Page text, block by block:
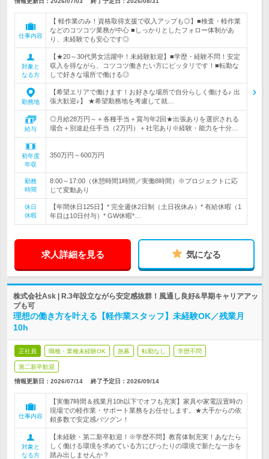
仕事内容
【 軽作業のみ！資格取得支援で収入アップも◎】■検査・軽作業
などのコツコツ業務が中心 ■しっかりとしたフォロー体制があ
り、未経験でも安心です◎
対象と
なる方
【★20～30代男女活躍中！未経験歓迎】■学歴・経験不問！安定
収入を得ながら、コツコツ働きたい方にピッタリです！■転勤な
しで好きな場所で働ける◎
勤務地
【希望エリアで働けます！お好きな場所で自分らしく働ける♪ 出
張大歓迎♪】 ★希望勤務地を考慮して就…
給与
◎月給28万円～＋各種手当＋賞与年2回★出張ありを選択される
場合＋別途赴任手当（2万円）＋社宅あり※経験・能力を十分…
初年度
年収
350万円～600万円
勤務
時間
8:00～17:00（休憩時間1時間／実働8時間）※プロジェクトに応
じて変動あり
休日
休暇
【年間休日125日】* 完全週休2日制（土日祝休み）* 有給休暇（1
年目は10日付与）* GW休暇*…
求人詳細を見る 気になる
株式会社Ask | R.3年設立ながら安定感抜群！風通し良好&早期キャリアアッ
プも可
理想の働き方を叶える【軽作業スタッフ】未経験OK／残業月
10h
正社員 職種・業種未経験OK 急募 転勤なし 学歴不問
第二新卒歓迎
情報更新日：2026/07/14 終了予定日： 2026/09/14
仕事内容
【実働7時間＆残業月10h以下でオフも充実】家具や家電設置時の
現場での軽作業・サポート業務をお任せします。★大手からの依
頼多数で安定感バツグン！
対象と
なる方
【未経験・第二新卒歓迎！※学歴不問】教育体制充実！あなたら
しく働ける環境を求めている方にぴったりの環境で新たな一歩を
踏み出しませんか？